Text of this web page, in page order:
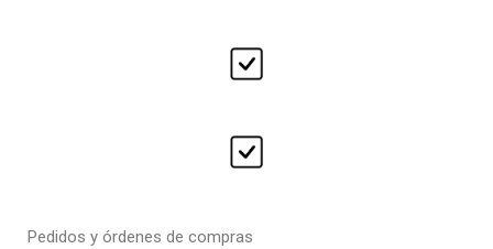
Pedidos y órdenes de compras